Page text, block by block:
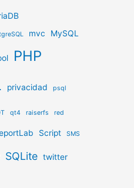
mvc MySQL
PHP
privacidad psql
qt4 raiserfs red
Script SMS
SQLite twitter